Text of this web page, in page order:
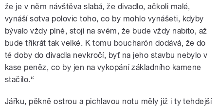
že je v něm návštěva slabá, že divadlo, ačkoli malé,
vynáší sotva polovic toho, co by mohlo vynášeti, kdyby
bývalo vždy plné, stojí na svém, že bude vždy nabito, až
bude třikrát tak velké. K tomu boucharón dodává, že do
té doby do divadla nevkročí, byť na jeho stavbu nebylo v
kase peněz, co by jen na vykopání základního kamene
stačilo.“
Jářku, pěkně ostrou a pichlavou notu měly již i ty tehdejší